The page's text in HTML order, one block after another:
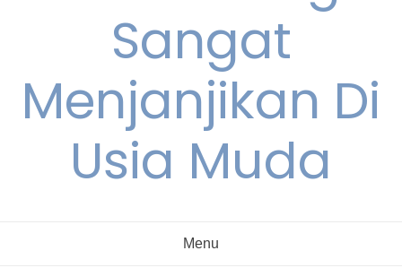
Sangat
Menjanjikan Di
Usia Muda
Menu